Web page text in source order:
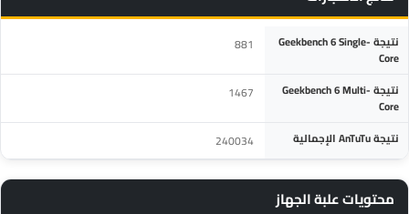
المواصفة التفاصيل
نتيجة Geekbench 6 Single-
Core
881
نتيجة Geekbench 6 Multi-
Core
1467
نتيجة AnTuTu الإجمالية 240034
محتويات علبة الجهاز